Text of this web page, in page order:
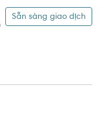
Sẵn sàng giao dịch